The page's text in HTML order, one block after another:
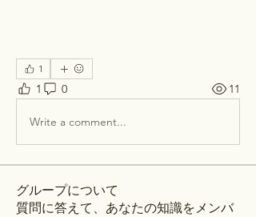
1
1 0 11
Write a comment...
グループについて
質問に答えて、あなたの知識をメンバ